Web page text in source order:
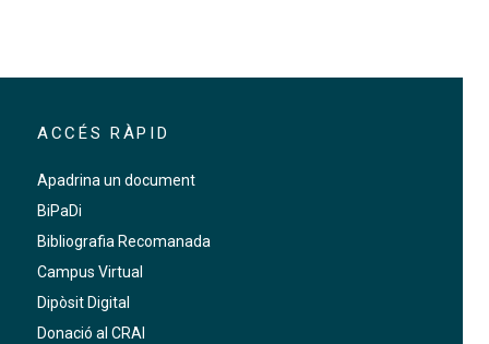
ACCÉS RÀPID
Apadrina un document
BiPaDi
Bibliografia Recomanada
Campus Virtual
Dipòsit Digital
Donació al CRAI